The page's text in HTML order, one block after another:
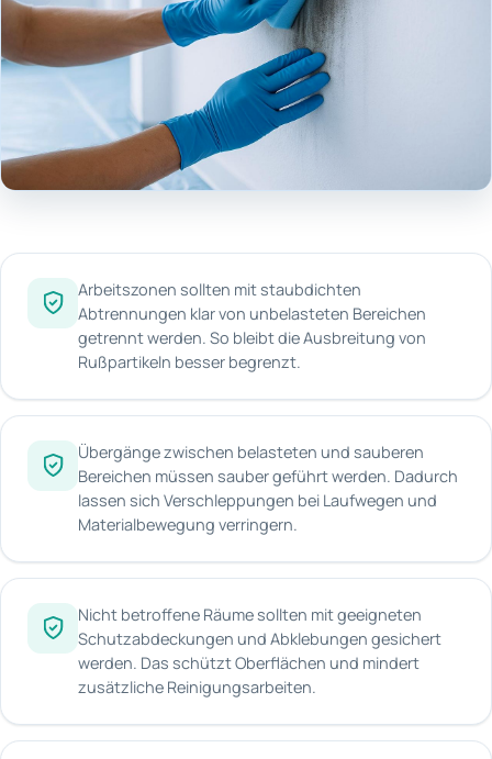
Arbeitszonen sollten mit staubdichten
Abtrennungen klar von unbelasteten Bereichen
getrennt werden. So bleibt die Ausbreitung von
Rußpartikeln besser begrenzt.
Übergänge zwischen belasteten und sauberen
Bereichen müssen sauber geführt werden. Dadurch
lassen sich Verschleppungen bei Laufwegen und
Materialbewegung verringern.
Nicht betroffene Räume sollten mit geeigneten
Schutzabdeckungen und Abklebungen gesichert
werden. Das schützt Oberflächen und mindert
zusätzliche Reinigungsarbeiten.